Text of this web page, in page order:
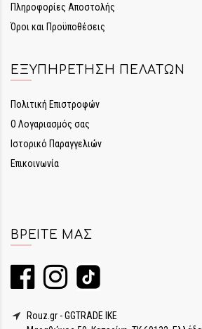
Πληροφορίες Αποστολής
Όροι και Προϋποθέσεις
ΕΞΥΠΗΡΈΤΗΣΗ ΠΕΛΑΤΏΝ
Πολιτική Επιστροφών
Ο Λογαριασμός σας
Ιστορικό Παραγγελιών
Επικοινωνία
ΒΡΕΊΤΕ ΜΑΣ
Rouz.gr - GGTRADE IKE